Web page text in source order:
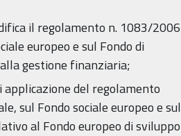
il regolamento n. 1083/2006
europeo e sul Fondo di
gestione finanziaria;
del regolamento
sul Fondo sociale europeo e sul
al Fondo europeo di sviluppo